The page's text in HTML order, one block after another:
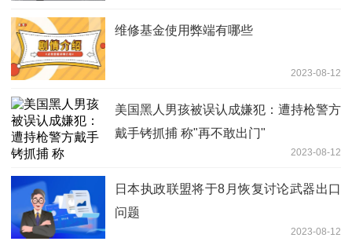
维修基金使用弊端有哪些
2023-08-12
美国黑人男孩被误认成嫌犯：遭持枪警方
戴手铐抓捕 称"再不敢出门"
2023-08-12
日本执政联盟将于8月恢复讨论武器出口
问题
2023-08-12